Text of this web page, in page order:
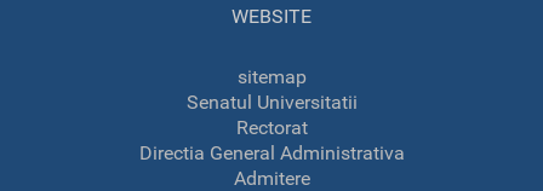
WEBSITE
sitemap
Senatul Universitatii
Rectorat
Directia General Administrativa
Admitere